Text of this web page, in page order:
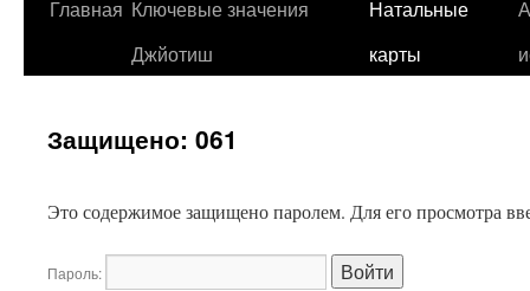
Перейти
Главная Ключевые значения
Джйотиш
Натальные
карты
Защищено: 061
Это содержимое защищено паролем. Для его просмотра
Пароль: